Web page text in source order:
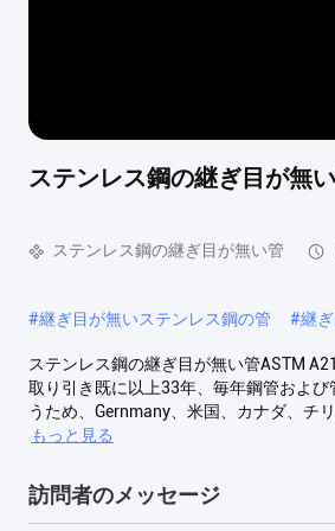
ステンレス鋼の継ぎ目が無
ステンレス鋼の継ぎ目が無い管
#継ぎ目が無いステンレス鋼の管 #継
ステンレス鋼の継ぎ目が無い管ASTM
取り引き既に以上33年、毎年鋼管およ
うため、Gernmany、米国、カナダ、チ
もっと見る
訪問者のメッセージ